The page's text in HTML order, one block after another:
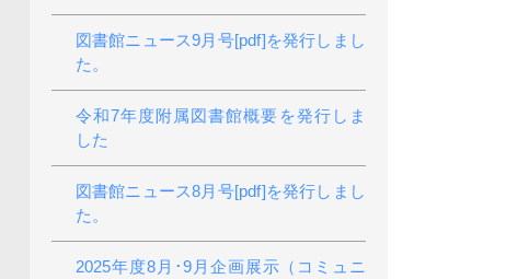
図書館ニュース9月号[pdf]を発行しまし
た。
令和7年度附属図書館概要を発行しま
した
図書館ニュース8月号[pdf]を発行しまし
た。
2025年度8月･9月企画展示（コミュニ